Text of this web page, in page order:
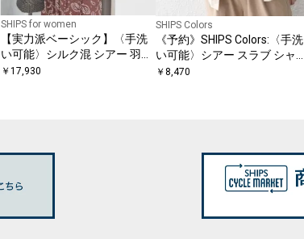
SHIPS for women
【実力派ベーシック】〈手洗
い可能〉シルク混 シアー 羽織
シャツ
￥ 17,930
SHIPS Colors
《予約》SHIPS Colors:〈手洗
い可能〉シアー スラブ シャツ
ブルゾン◆
￥ 8,470